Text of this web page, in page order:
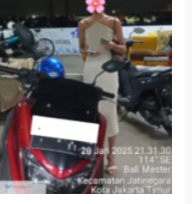
Gedung Parkir P6ASewa
Motor Medan Sunggal No
Ribet, Proses Kilat, Siap
Pakai.